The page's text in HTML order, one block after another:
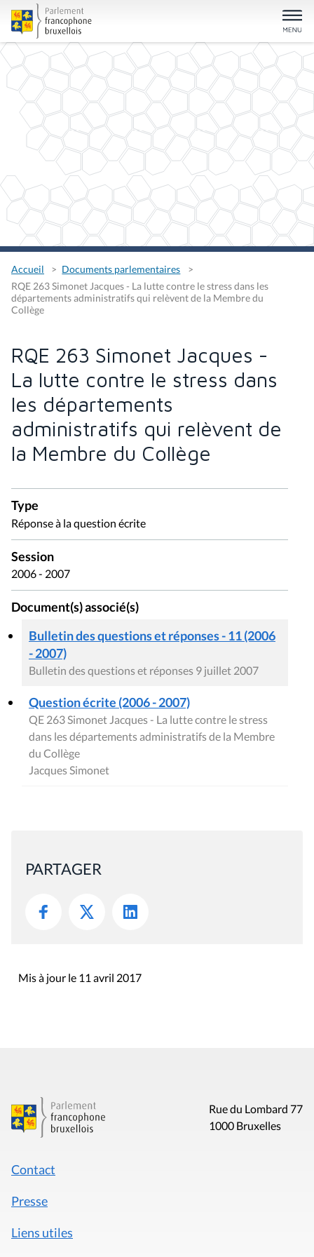
Accueil
Documents parlementaires
RQE 263 Simonet Jacques - La lutte contre le stress dans les
départements administratifs qui relèvent de la Membre du
Collège
RQE 263 Simonet Jacques -
La lutte contre le stress dans
les départements
administratifs qui relèvent de
la Membre du Collège
Type
Réponse à la question écrite
Session
2006 - 2007
Document(s) associé(s)
Bulletin des questions et réponses - 11 (2006
- 2007)
Bulletin des questions et réponses 9 juillet 2007
Question écrite (2006 - 2007)
QE 263 Simonet Jacques - La lutte contre le stress
dans les départements administratifs de la Membre
du Collège
Jacques Simonet
PARTAGER
Mis à jour le 11 avril 2017
Rue du Lombard 77
1000 Bruxelles
Contact
Presse
Liens utiles